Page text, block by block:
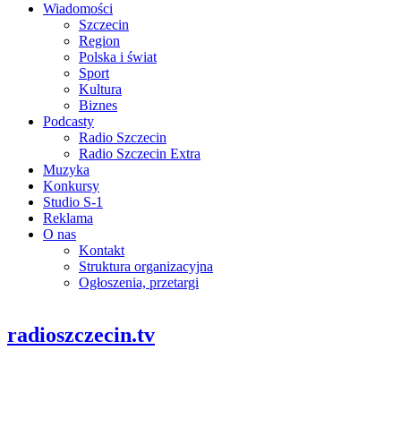
Wiadomości
Szczecin
Region
Polska i świat
Sport
Kultura
Biznes
Podcasty
Radio Szczecin
Radio Szczecin Extra
Muzyka
Konkursy
Studio S-1
Reklama
O nas
Kontakt
Struktura organizacyjna
Ogłoszenia, przetargi
radioszczecin.tv